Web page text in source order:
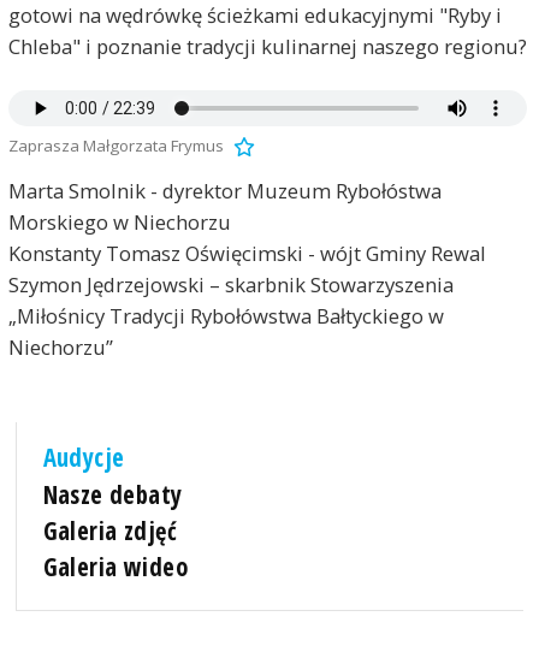
gotowi na wędrówkę ścieżkami edukacyjnymi "Ryby i
Chleba" i poznanie tradycji kulinarnej naszego regionu?
Zaprasza Małgorzata Frymus
Marta Smolnik - dyrektor Muzeum Rybołóstwa
Morskiego w Niechorzu
Konstanty Tomasz Oświęcimski - wójt Gminy Rewal
Szymon Jędrzejowski – skarbnik Stowarzyszenia
„Miłośnicy Tradycji Rybołówstwa Bałtyckiego w
Niechorzu”
Audycje
Nasze debaty
Galeria zdjęć
Galeria wideo